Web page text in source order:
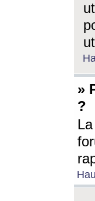
»
?